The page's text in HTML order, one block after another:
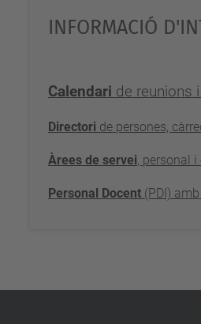
INFORMACIÓ
Calendari de reunions
Directori de persones,
Àrees de servei, personal
Personal Docent (PDI)